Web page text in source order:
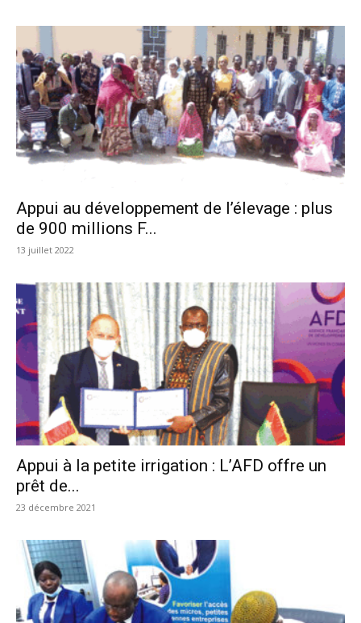
Appui au développement de l’élevage : plus
de 900 millions F...
13 juillet 2022
Appui à la petite irrigation : L’AFD offre un
prêt de...
23 décembre 2021